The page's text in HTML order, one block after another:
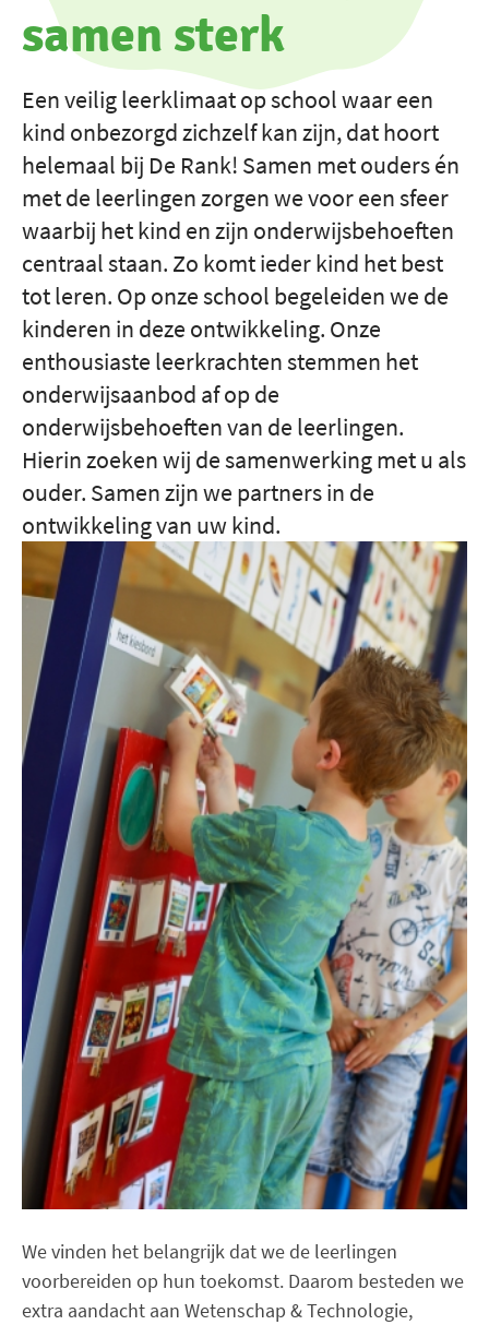
samen sterk
Een veilig leerklimaat op school waar een
kind onbezorgd zichzelf kan zijn, dat hoort
helemaal bij De Rank! Samen met ouders én
met de leerlingen zorgen we voor een sfeer
waarbij het kind en zijn onderwijsbehoeften
centraal staan. Zo komt ieder kind het best
tot leren. Op onze school begeleiden we de
kinderen in deze ontwikkeling. Onze
enthousiaste leerkrachten stemmen het
onderwijsaanbod af op de
onderwijsbehoeften van de leerlingen.
Hierin zoeken wij de samenwerking met u als
ouder. Samen zijn we partners in de
ontwikkeling van uw kind.
We vinden het belangrijk dat we de leerlingen
voorbereiden op hun toekomst. Daarom besteden we
extra aandacht aan Wetenschap & Technologie,